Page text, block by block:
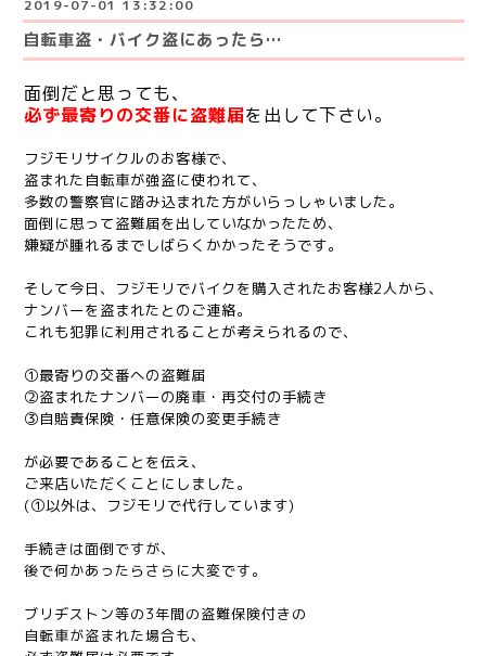
2019-07-01 13:32:00
自転車盗・バイク盗にあったら…
面倒だと思っても、
必ず最寄りの交番に盗難届を出して下さい。
フジモリサイクルのお客様で、
盗まれた自転車が強盗に使われて、
多数の警察官に踏み込まれた方がいらっしゃいました。
面倒に思って盗難届を出していなかったため、
嫌疑が腫れるまでしばらくかかったそうです。
そして今日、フジモリでバイクを購入されたお客様2人から、
ナンバーを盗まれたとのご連絡。
これも犯罪に利用されることが考えられるので、
①最寄りの交番への盗難届
②盗まれたナンバーの廃車・再交付の手続き
③自賠責保険・任意保険の変更手続き
が必要であることを伝え、
ご来店いただくことにしました。
(①以外は、フジモリで代行しています)
手続きは面倒ですが、
後で何かあったらさらに大変です。
ブリヂストン等の3年間の盗難保険付きの
自転車が盗まれた場合も、